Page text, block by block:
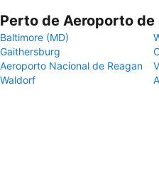
Perto de Aeroporto de
Baltimore (MD)
Gaithersburg
Aeroporto Nacional de Reagan
Waldorf